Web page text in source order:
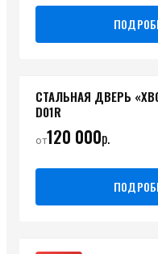
СТАЛЬНАЯ ДВЕРЬ
D01R
от120 000р.